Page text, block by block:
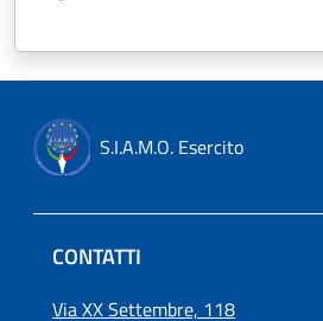
S.I.A.M.O. Esercito
CONTATTI
Via XX Settembre, 118